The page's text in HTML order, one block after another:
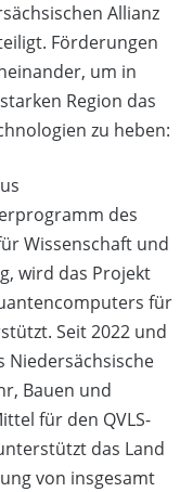
Allianz
Förderungen
um in
Region das
zu heben:
des
Wissenschaft und
wird das Projekt
für
Seit 2022 und
Niedersächsische
Bauen und
für den QVLS-
das Land
von insgesamt